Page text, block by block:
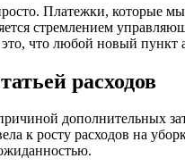
Платежки, которые
стремлением
что любой новый пункт
расходов
к росту расходов на